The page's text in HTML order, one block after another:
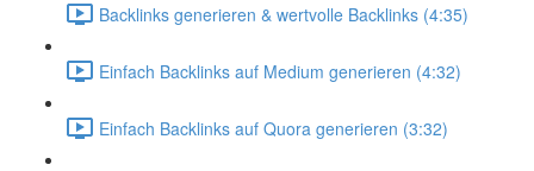
Backlinks generieren & wertvolle Backlinks (4:35)
Einfach Backlinks auf Medium generieren (4:32)
Einfach Backlinks auf Quora generieren (3:32)